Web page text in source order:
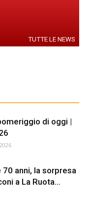
TUTTE LE NEWS
di oggi |
anni, la sorpresa
a La Ruota...